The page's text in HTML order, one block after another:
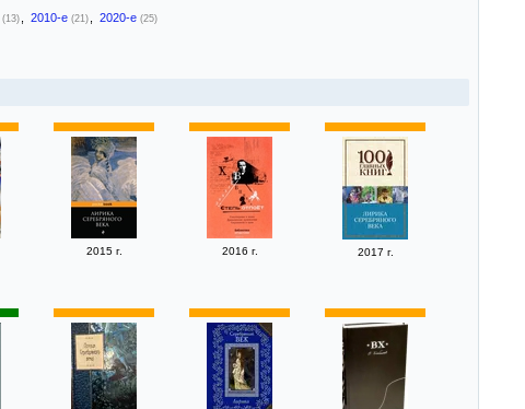
(13) 2010-е (21) 2020-е (25)
2015 г. 2016 г. 2017 г.